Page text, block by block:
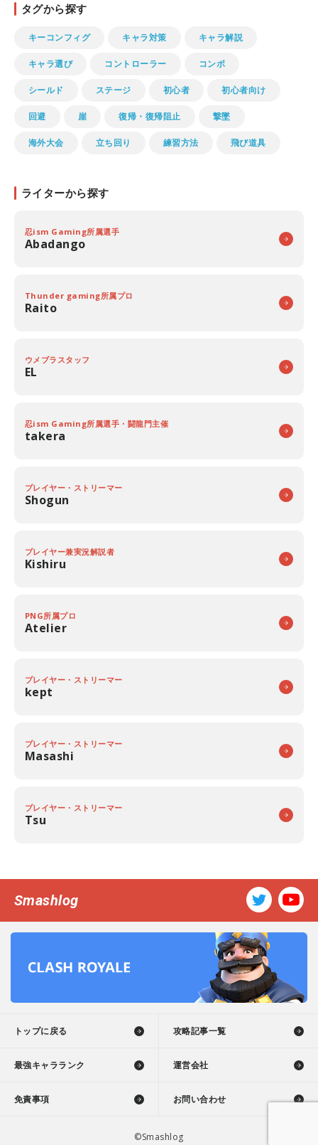
タグから探す
キーコンフィグ キャラ対策 キャラ解説
キャラ選び コントローラー コンボ
シールド ステージ 初心者 初心者向け
回避 崖 復帰・復帰阻止 撃墜
海外大会 立ち回り 練習方法 飛び道具
ライターから探す
忍ism Gaming所属選手
Abadango
Thunder gaming所属プロ
Raito
ウメブラスタッフ
EL
忍ism Gaming所属選手・闘龍門主催
takera
プレイヤー・ストリーマー
Shogun
プレイヤー兼実況解説者
Kishiru
PNG所属プロ
Atelier
プレイヤー・ストリーマー
kept
プレイヤー・ストリーマー
Masashi
プレイヤー・ストリーマー
Tsu
Smashlog
トップに戻る 攻略記事一覧
最強キャラランク 運営会社
免責事項 お問い合わせ
©Smashlog